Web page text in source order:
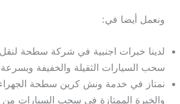
ونعمل أيضا في:
لدينا خبرات اجنبية في شركة سطحة
سحب السيارات الثقيلة والخفيفة وبسرعة
نمتاز في خدمة ونش كرين سطحة الجهراء
والخبرة الممتازة في سحب السيارات من